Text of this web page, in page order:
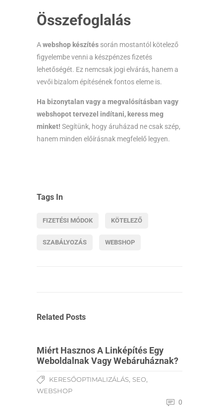
Összefoglalás
Awebshop készítés során mostantól kötelező
figyelembe venni a készpénzes fizetés
lehetőségét. Ez nemcsak jogi elvárás, hanem a
vevői bizalom építésének fontos eleme is.
Ha bizonytalan vagy a megvalósításban vagy
webshopot tervezel indítani, keress meg
minket! Segítünk, hogy áruházad ne csak szép,
hanem minden előírásnak megfelelő legyen.
Tags In
FIZETÉSI MÓDOK KÖTELEZŐ
SZABÁLYOZÁS WEBSHOP
Related Posts
Miért Hasznos A Linképítés Egy
Weboldalnak Vagy Webáruháznak?
KERESŐOPTIMALIZÁLÁS, SEO,
WEBSHOP
0